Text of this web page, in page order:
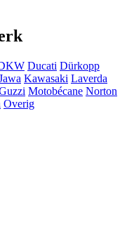
Ducati Dürkopp
Kawasaki Laverda
Motobécane Norton
Overig